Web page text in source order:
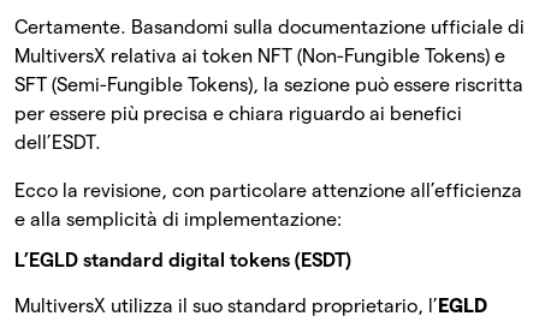
Certamente. Basandomi sulla documentazione ufficiale di
MultiversX relativa ai token NFT (Non-Fungible Tokens) e
SFT (Semi-Fungible Tokens), la sezione può essere riscritta
per essere più precisa e chiara riguardo ai benefici
dell’ESDT.
Ecco la revisione, con particolare attenzione all’efficienza
e alla semplicità di implementazione:
L’EGLD standard digital tokens (ESDT)
MultiversX utilizza il suo standard proprietario, l’ EGLD